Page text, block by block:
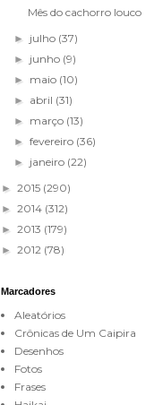
Mês do cachorro louco
► julho (37)
► junho (9)
► maio (10)
► abril (31)
► março (13)
►fevereiro (36)
► janeiro (22)
► 2015 (290)
► 2014 (312)
► 2013 (179)
► 2012 (78)
Marcadores
Aleatórios
Crônicas de Um Caipira
Desenhos
Fotos
Frases